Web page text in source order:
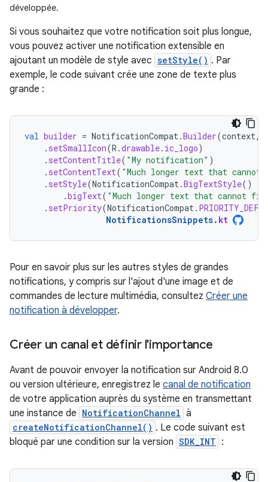
développée.
Si vous souhaitez que votre notification soit plus longue,
vous pouvez activer une notification extensible en
ajoutant un modèle de style avec setStyle() . Par
exemple, le code suivant crée une zone de texte plus
grande :
val builder = NotificationCompat.Builder(context,
. setSmallIcon(R .drawable. ic_logo)
. setContentTitle( "My notification" )
. setContentText( "Much longer text that
. setStyle(NotificationCompat.BigTextStyle()
.bigText( "Much longer text that cannot
. setPriority(NotificationCompat.
NotificationsSnippets. kt
Pour en savoir plus sur les autres styles de grandes
notifications, y compris sur l'ajout d'une image et de
commandes de lecture multimédia, consultez Créer une
notification à développer.
Créer un canal et définir l'importance
Avant de pouvoir envoyer la notification sur Android 8.0
ou version ultérieure, enregistrez le canal de notification
de votre application auprès du système en transmettant
une instance de NotificationChannel à
createNotificationChannel() . Le code suivant est
bloqué par une condition sur la version SDK_INT :